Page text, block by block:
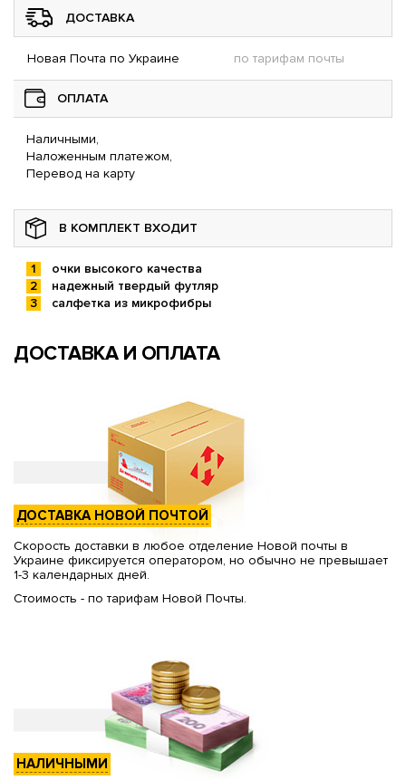
ДОСТАВКА
Новая Почта по Украине по тарифам почты
ОПЛАТА
Наличными,
Наложенным платежом,
Перевод на карту
В КОМПЛЕКТ ВХОДИТ
очки высокого качества
надежный твердый футляр
салфетка из микрофибры
ДОСТАВКА И ОПЛАТА
ДОСТАВКА НОВОЙ ПОЧТОЙ
Скорость доставки в любое отделение Новой почты в
Украине фиксируется оператором, но обычно не превышает
1-3 календарных дней.
Стоимость - по тарифам Новой Почты.
НАЛИЧНЫМИ